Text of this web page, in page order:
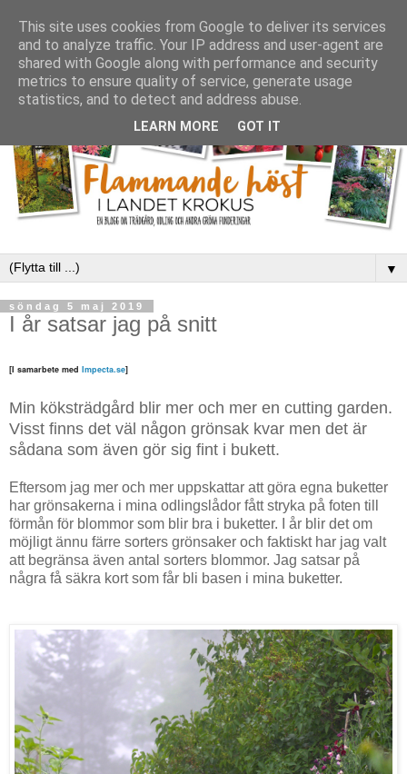
▼
söndag 5 maj 2019
I år satsar jag på snitt
[I samarbete med Impecta.se]
Min köksträdgård blir mer och mer en cutting garden.
Visst finns det väl någon grönsak kvar men det är
sådana som även gör sig fint i bukett.
Eftersom jag mer och mer uppskattar att göra egna buketter
har grönsakerna i mina odlingslådor fått stryka på foten till
förmån för blommor som blir bra i buketter.
I år blir det om
möjligt ännu färre sorters grönsaker och faktiskt har jag valt
att begränsa även antal sorters blommor. Jag satsar på
några få säkra kort som får bli basen i mina buketter.
This site uses cookies from Google to deliver its services
and to analyze traffic. Your IP address and user-agent are
shared with Google along with performance and security
metrics to ensure quality of service, generate usage
statistics, and to detect and address abuse.
LEARN MORE GOT IT